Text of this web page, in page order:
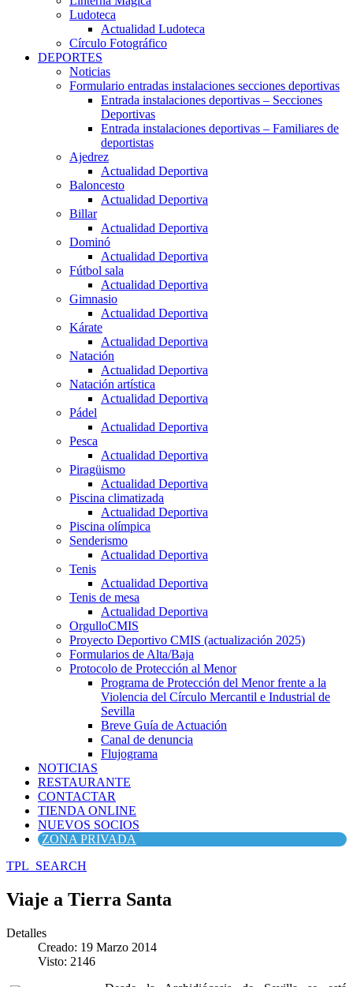
Ludoteca
Actualidad Ludoteca
Círculo Fotográfico
DEPORTES
Noticias
Formulario entradas instalaciones secciones deportivas
Entrada instalaciones deportivas – Secciones
Deportivas
Entrada instalaciones deportivas – Familiares de
deportistas
Ajedrez
Actualidad Deportiva
Baloncesto
Actualidad Deportiva
Billar
Actualidad Deportiva
Dominó
Actualidad Deportiva
Fútbol sala
Actualidad Deportiva
Gimnasio
Actualidad Deportiva
Kárate
Actualidad Deportiva
Natación
Actualidad Deportiva
Natación artística
Actualidad Deportiva
Pádel
Actualidad Deportiva
Pesca
Actualidad Deportiva
Piragüismo
Actualidad Deportiva
Piscina climatizada
Actualidad Deportiva
Piscina olímpica
Senderismo
Actualidad Deportiva
Tenis
Actualidad Deportiva
Tenis de mesa
Actualidad Deportiva
OrgulloCMIS
Proyecto Deportivo CMIS (actualización 2025)
Formularios de Alta/Baja
Protocolo de Protección al Menor
Programa de Protección del Menor frente a la
Violencia del Círculo Mercantil e Industrial de
Sevilla
Breve Guía de Actuación
Canal de denuncia
Flujograma
NOTICIAS
RESTAURANTE
CONTACTAR
TIENDA ONLINE
NUEVOS SOCIOS
ZONA PRIVADA
TPL_SEARCH
Viaje a Tierra Santa
Detalles
Creado: 19 Marzo 2014
Visto: 2146